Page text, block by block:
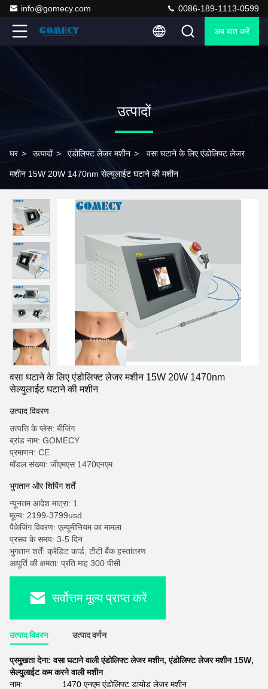
info@gomecy.com 0086-189-1113-0599
अब बात करें
उत्पादों
घर > उत्पादों > एंडोलिफ्ट लेजर मशीन > वसा घटाने के लिए एंडोलिफ्ट लेजर
मशीन 15W 20W 1470nm सेल्युलाईट घटाने की मशीन
वसा घटाने के लिए एंडोलिफ्ट लेजर मशीन 15W 20W 1470nm
सेल्युलाईट घटाने की मशीन
उत्पाद विवरण
उत्पत्ति के प्लेस: बीजिंग
ब्रांड नाम: GOMECY
प्रमाणन: CE
मॉडल संख्या: जीएमएस 1470एनएम
भुगतान और शिपिंग शर्तें
न्यूनतम आदेश मात्रा: 1
मूल्य: 2199-3799usd
पैकेजिंग विवरण: एल्यूमीनियम का मामला
प्रसव के समय: 3-5 दिन
भुगतान शर्तें: क्रेडिट कार्ड, टीटी बैंक हस्तांतरण
आपूर्ति की क्षमता: प्रति माह 300 पीसी
सर्वोत्तम मूल्य प्राप्त करें
उत्पाद विवरण उत्पाद वर्णन
प्रमुखता देना:वसा घटाने वाली एंडोलिफ्ट लेजर मशीन,एंडोलिफ्ट लेजर मशीन 15W,
सेल्युलाईट कम करने वाली मशीन
नाम:
1470 एनएम एंडोलिफ्ट डायोड लेजर मशीन